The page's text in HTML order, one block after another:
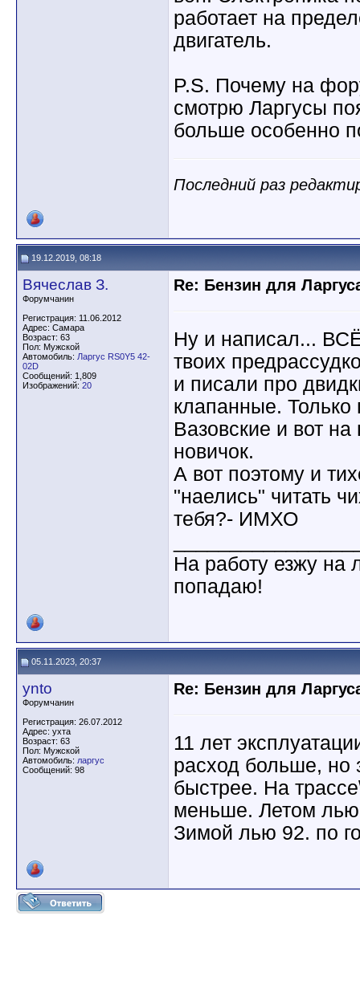
работает на
двигатель.
P.S. Почему на
смотрю Ларгусы
больше особенно
Последний раз
19.12.2019, 08:18
Вячеслав З.
Форумчанин
Регистрация: 11.06.2012
Адрес: Самара
Возраст: 63
Пол: Мужской
Автомобиль: Ларгус RS0Y5 42-
02D
Сообщений: 1,809
Изображений: 20
Re: Бензин для
Ну и написал...
твоих
и писали про
клапанные.
Вазовские и вот
новичок.
А вот поэтому и
"наелись" читать
тебя?- ИМХО
На работу езжу на
попадаю!
05.11.2023, 20:37
ynto
Форумчанин
Регистрация: 26.07.2012
Адрес: ухта
Возраст: 63
Пол: Мужской
Автомобиль: ларгус
Сообщений: 98
Re: Бензин для
11 лет
расход больше, но
быстрее. На
меньше. Летом лью
Зимой лью 92. по